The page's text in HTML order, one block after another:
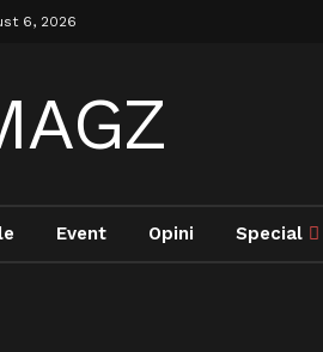
6, 2026
Event Opini Special